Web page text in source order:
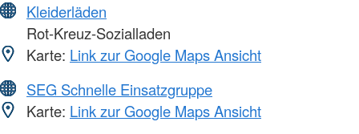
Kleiderläden
Rot-Kreuz-Sozialladen
Karte: Link zur Google Maps Ansicht
SEG Schnelle Einsatzgruppe
Karte: Link zur Google Maps Ansicht